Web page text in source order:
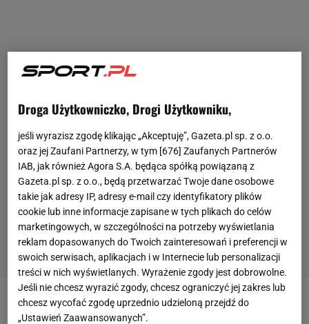
FRANCESCO CALZONA
Droga Użytkowniczko, Drogi Użytkowniku,
jeśli wyrazisz zgodę klikając „Akceptuję”, Gazeta.pl sp. z o.o.
oraz jej Zaufani Partnerzy, w tym [676] Zaufanych Partnerów
IAB, jak również Agora S.A. będąca spółką powiązaną z
Gazeta.pl sp. z o.o., będą przetwarzać Twoje dane osobowe
takie jak adresy IP, adresy e-mail czy identyfikatory plików
cookie lub inne informacje zapisane w tych plikach do celów
marketingowych, w szczególności na potrzeby wyświetlania
reklam dopasowanych do Twoich zainteresowań i preferencji w
swoich serwisach, aplikacjach i w Internecie lub personalizacji
treści w nich wyświetlanych. Wyrażenie zgody jest dobrowolne.
Jeśli nie chcesz wyrazić zgody, chcesz ograniczyć jej zakres lub
chcesz wycofać zgodę uprzednio udzieloną przejdź do
„Ustawień Zaawansowanych”.